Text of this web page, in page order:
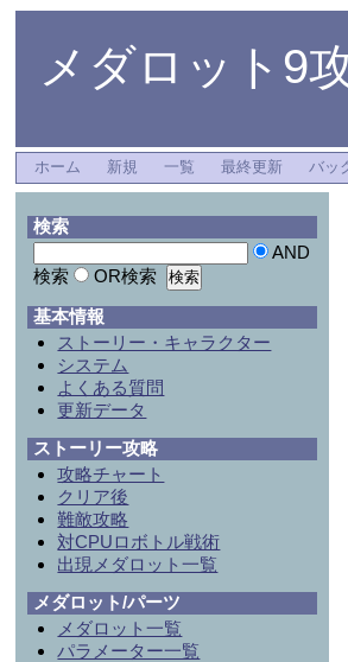
メダロット9
ホーム 新規 一覧 最終更新 バッ
検索
AND
検索
OR検索
基本情報
ストーリー・キャラクター
システム
よくある質問
更新データ
ストーリー攻略
攻略チャート
クリア後
難敵攻略
対CPUロボトル戦術
出現メダロット一覧
メダロット/パーツ
メダロット一覧
パラメーター一覧